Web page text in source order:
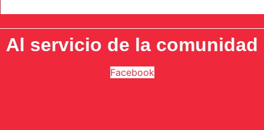
Al servicio de la comunidad
Facebook